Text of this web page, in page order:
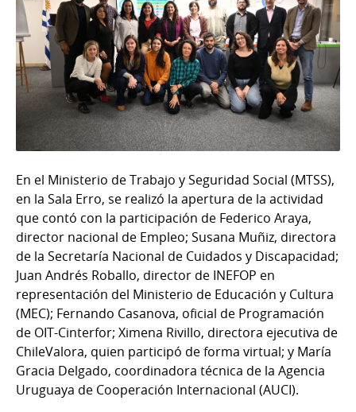
En el Ministerio de Trabajo y Seguridad Social (MTSS),
en la Sala Erro, se realizó la apertura de la actividad
que contó con la participación de Federico Araya,
director nacional de Empleo; Susana Muñiz, directora
de la Secretaría Nacional de Cuidados y Discapacidad;
Juan Andrés Roballo, director de INEFOP en
representación del Ministerio de Educación y Cultura
(MEC); Fernando Casanova, oficial de Programación
de OIT-Cinterfor; Ximena Rivillo, directora ejecutiva de
ChileValora, quien participó de forma virtual; y María
Gracia Delgado, coordinadora técnica de la Agencia
Uruguaya de Cooperación Internacional (AUCI).